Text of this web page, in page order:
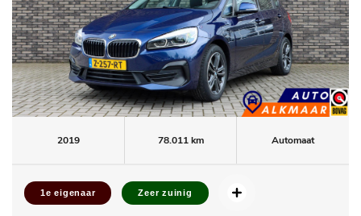
2019 78.011 km Automaat
1e eigenaar Zeer zuinig